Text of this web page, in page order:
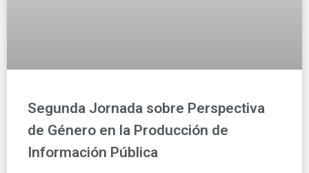
Segunda Jornada sobre Perspectiva
de Género en la Producción de
Información Pública